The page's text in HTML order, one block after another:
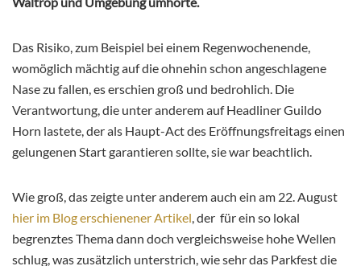
Das Risiko, zum Beispiel bei einem Regenwochenende,
womöglich mächtig auf die ohnehin schon angeschlagene
Nase zu fallen, es erschien groß und bedrohlich. Die
Verantwortung, die unter anderem auf Headliner Guildo
Horn lastete, der als Haupt-Act des Eröffnungsfreitags einen
gelungenen Start garantieren sollte, sie war beachtlich.
Wie groß, das zeigte unter anderem auch ein am 22. August
hier im Blog erschienener Artikel, der für ein so lokal
begrenztes Thema dann doch vergleichsweise hohe Wellen
schlug, was zusätzlich unterstrich, wie sehr das Parkfest die